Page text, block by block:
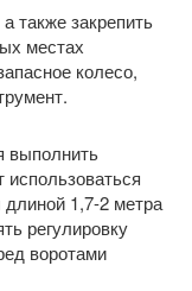
также закрепить
местах
колесо,
выполнить
использоваться
1,7-2 метра
регулировку
воротами